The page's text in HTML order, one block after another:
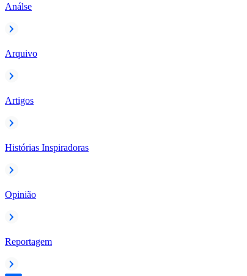
Análse
Arquivo
Artigos
Histórias Inspiradoras
Opinião
Reportagem